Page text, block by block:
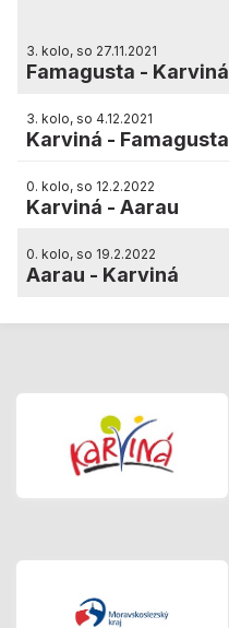
3. kolo, so 27.11.2021
Famagusta - Karviná
3. kolo, so 4.12.2021
Karviná - Famagusta
0. kolo, so 12.2.2022
Karviná - Aarau
0. kolo, so 19.2.2022
Aarau - Karviná